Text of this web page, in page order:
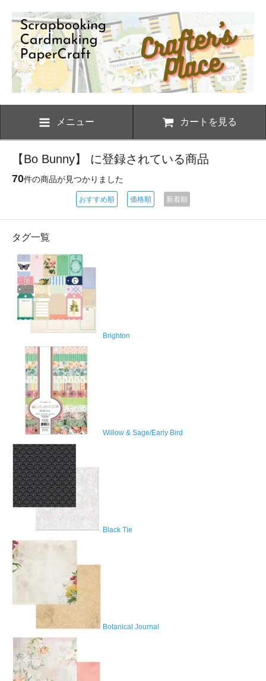
メニュー カートを見る
【Bo Bunny】 に登録されている商品
70件の商品が見つかりました
おすすめ順 価格順 新着順
タグ一覧
Brighton
Willow & Sage/Early Bird
Black Tie
Botanical Journal